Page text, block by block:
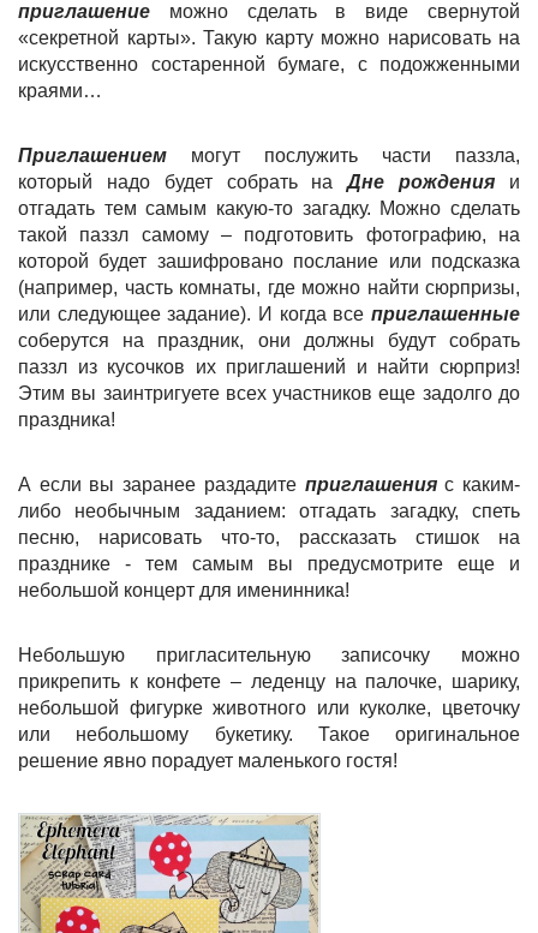
приглашение можно сделать в виде свернутой
«секретной карты». Такую карту можно нарисовать на
искусственно состаренной бумаге, с подожженными
краями…
Приглашением могут послужить части паззла,
который надо будет собрать наДне рождения и
отгадать тем самым какую-то загадку. Можно сделать
такой паззл самому – подготовить фотографию, на
которой будет зашифровано послание или подсказка
(например, часть комнаты, где можно найти сюрпризы,
или следующее задание). И когда все приглашенные
соберутся на праздник, они должны будут собрать
паззл из кусочков их приглашений и найти сюрприз!
Этим вы заинтригуете всех участников еще задолго до
праздника!
А если вы заранее раздадите приглашенияс каким-
либо необычным заданием: отгадать загадку, спеть
песню, нарисовать что-то, рассказать стишок на
празднике - тем самым вы предусмотрите еще и
небольшой концерт для именинника!
Небольшую пригласительную записочку можно
прикрепить к конфете – леденцу на палочке, шарику,
небольшой фигурке животного или куколке, цветочку
или небольшому букетику. Такое оригинальное
решение явно порадует маленького гостя!